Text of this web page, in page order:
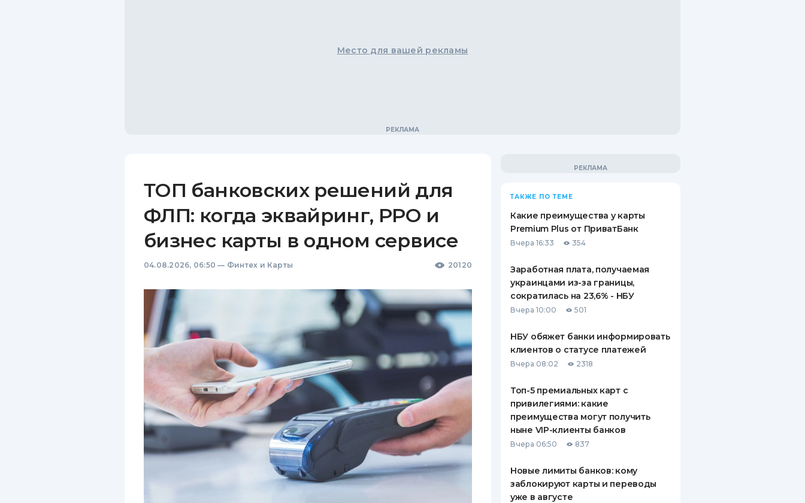
Место для вашей рекламы
ТОП банковских решений для
ФЛП: когда эквайринг, РРО и
бизнес карты в одном сервисе
04.08.2026, 06:50 — Финтех и Карты 20120
ТАКЖЕ ПО ТЕМЕ
Какие преимущества у карты
Premium Plus от ПриватБанк
Вчера 16:33 354
Заработная плата, получаемая
украинцами из-за границы,
сократилась на 23,6% - НБУ
Вчера 10:00 501
НБУ обяжет банки информировать
клиентов о статусе платежей
Вчера 08:02 2318
Топ-5 премиальных карт с
привилегиями: какие
преимущества могут получить
ныне VIP-клиенты банков
Вчера 06:50 837
Новые лимиты банков: кому
заблокируют карты и переводы
уже в августе